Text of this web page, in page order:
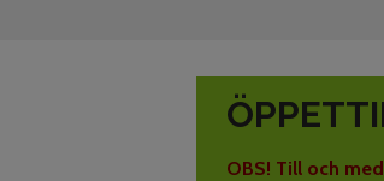
OBS! Till och